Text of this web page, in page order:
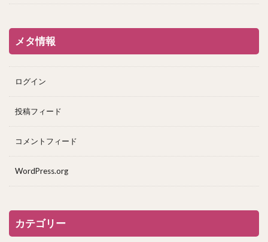
メタ情報
ログイン
投稿フィード
コメントフィード
WordPress.org
カテゴリー